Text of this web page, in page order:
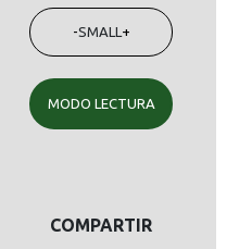
-SMALL +
MODO LECTURA
COMPARTIR